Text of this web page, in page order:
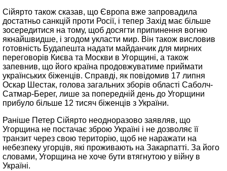
Сійярто також сказав, що Європа вже запровадила
достатньо санкцій проти Росії, і тепер Захід має більше
зосередитися на тому, щоб досягти припинення вогню
якнайшвидше, і згодом укласти мир. Він також висловив
готовність Будапешта надати майданчик для мирних
переговорів Києва та Москви в Угорщині, а також
запевнив, що його країна продовжуватиме приймати
українських біженців. Справді, як повідомив 17 липня
Оскар Шестак, голова загальних зборів області Саболч-
Сатмар-Берег, лише за попередній день до Угорщини
прибуло більше 12 тисяч біженців з України.
Раніше Петер Сійярто неодноразово заявляв, що
Угорщина не постачає зброю Україні і не дозволяє її
транзит через свою територію, щоб не наражати на
небезпеку угорців, які проживають на Закарпатті. За його
словами, Угорщина не хоче бути втягнутою у війну в
Україні.